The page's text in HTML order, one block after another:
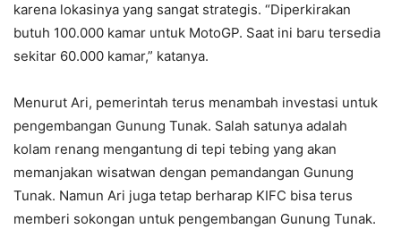
karena lokasinya yang sangat strategis. “Diperkirakan
butuh 100.000 kamar untuk MotoGP. Saat ini baru tersedia
sekitar 60.000 kamar,” katanya.
Menurut Ari, pemerintah terus menambah investasi untuk
pengembangan Gunung Tunak. Salah satunya adalah
kolam renang mengantung di tepi tebing yang akan
memanjakan wisatwan dengan pemandangan Gunung
Tunak. Namun Ari juga tetap berharap KIFC bisa terus
memberi sokongan untuk pengembangan Gunung Tunak.